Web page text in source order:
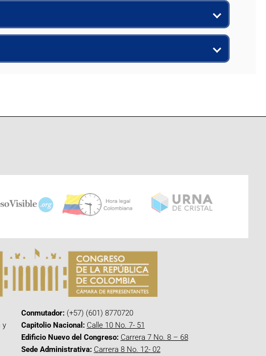
y
Conmutador:(+57) (601) 8770720
Capitolio Nacional: Calle 10 No. 7- 51
Edificio Nuevo del Congreso: Carrera 7 No. 8 – 68
Sede Administrativa: Carrera 8 No. 12- 02